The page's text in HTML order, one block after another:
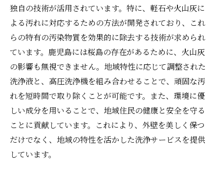
独自の技術が活用されています。特に、軽石や火山灰に
よる汚れに対応するための方法が開発されており、これ
らの特有の汚染物質を効果的に除去する技術が求められ
ています。鹿児島には桜島の存在があるために、火山灰
の影響も無視できません。地域特性に応じて調整された
洗浄液と、高圧洗浄機を組み合わせることで、頑固な汚
れを短時間で取り除くことが可能です。また、環境に優
しい成分を用いることで、地域住民の健康と安全を守る
ことに貢献しています。これにより、外壁を美しく保つ
だけでなく、地域の特性を活かした洗浄サービスを提供
しています。